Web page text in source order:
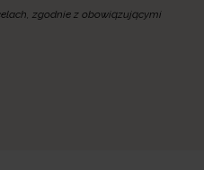
zgodnie z obowiązującymi